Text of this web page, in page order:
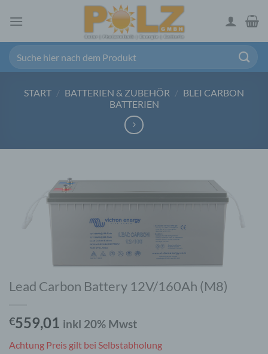
Inhalt
START / BATTERIEN & ZUBEHÖR / BLEI CARBON
BATTERIEN
Lead Carbon Battery 12V/160Ah (M8)
€559,01 inkl 20% Mwst
Achtung Preis gilt bei Selbstabholung